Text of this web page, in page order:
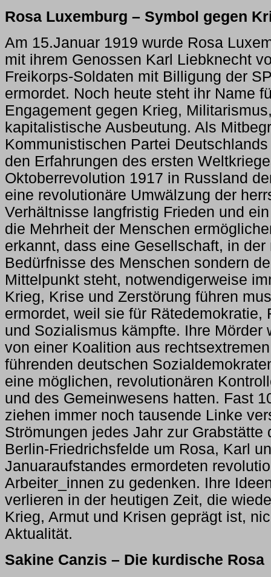
Rosa Luxemburg – Symbol gegen
Am 15.Januar 1919 wurde Rosa
mit ihrem Genossen Karl Liebknecht
Freikorps-Soldaten mit Billigung der
ermordet. Noch heute steht ihr Name
Engagement gegen Krieg,
kapitalistische Ausbeutung. Als
Kommunistischen Partei
den Erfahrungen des ersten
Oktoberrevolution 1917 in Russland
eine revolutionäre Umwälzung der
Verhältnisse langfristig Frieden und
die Mehrheit der Menschen
erkannt, dass eine Gesellschaft, in der
Bedürfnisse des Menschen sondern
Mittelpunkt steht, notwendigerweise
Krieg, Krise und Zerstörung führen
ermordet, weil sie für Rätedemokratie,
und Sozialismus kämpfte. Ihre Mörder
von einer Koalition aus
führenden deutschen
eine möglichen, revolutionären
und des Gemeinwesens hatten. Fast
ziehen immer noch tausende Linke
Strömungen jedes Jahr zur Grabstätte
Berlin-Friedrichsfelde um Rosa, Karl
Januaraufstandes ermordeten
Arbeiter_innen zu gedenken. Ihre
verlieren in der heutigen Zeit, die
Krieg, Armut und Krisen geprägt ist,
Aktualität.
Sakine Canzis – Die kurdische Rosa